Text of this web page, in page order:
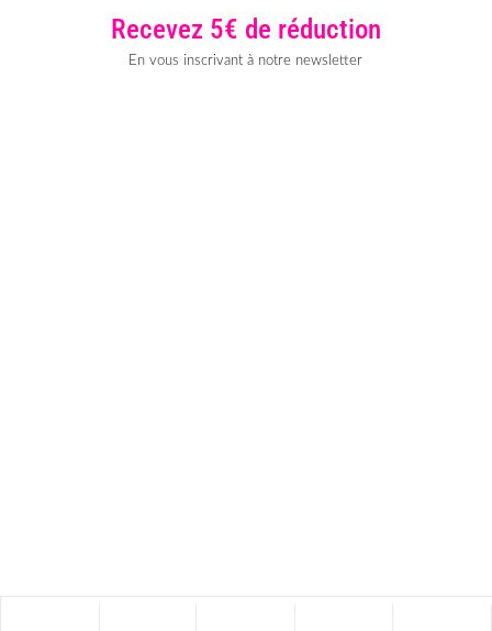
Recevez 5€ de réduction
En vous inscrivant à notre newsletter